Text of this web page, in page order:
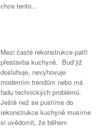
chce tento...
Mezi časté rekonstrukce patří
přestavba kuchyně. Buď již
dosluhuje, nevyhovuje
moderním trendům nebo má
řadu technických problémů.
Ještě než se pustíme do
rekonstrukce kuchyně musíme
si uvědomit, že během